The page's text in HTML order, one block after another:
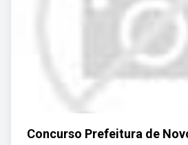
Concurso Prefeitura de